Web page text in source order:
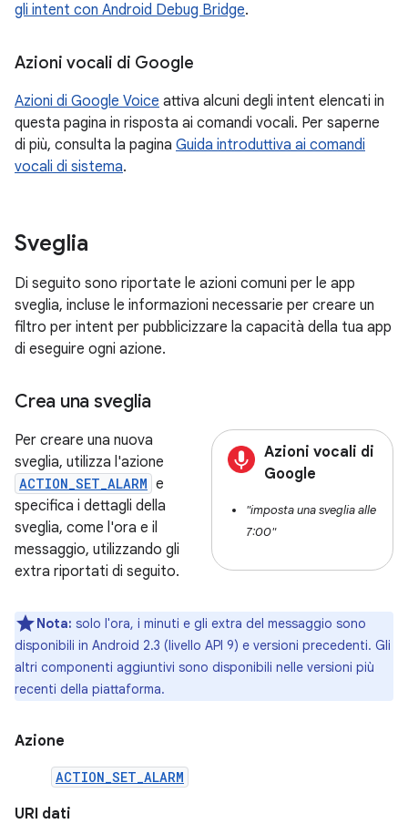
gli intent con Android Debug Bridge.
Azioni vocali di Google
Azioni di Google Voice attiva alcuni degli intent elencati in
questa pagina in risposta ai comandi vocali. Per saperne
di più, consulta la pagina Guida introduttiva ai comandi
vocali di sistema.
Sveglia
Di seguito sono riportate le azioni comuni per le app
sveglia, incluse le informazioni necessarie per creare un
filtro per intent per pubblicizzare la capacità della tua app
di eseguire ogni azione.
Crea una sveglia
Azioni vocali di
Google
"imposta una sveglia alle
7:00"
Per creare una nuova
sveglia, utilizza l'azione
ACTION_SET_ALARM e
specifica i dettagli della
sveglia, come l'ora e il
messaggio, utilizzando gli
extra riportati di seguito.
Nota: solo l'ora, i minuti e gli extra del messaggio sono
disponibili in Android 2.3 (livello API 9) e versioni precedenti. Gli
altri componenti aggiuntivi sono disponibili nelle versioni più
recenti della piattaforma.
Azione
ACTION_SET_ALARM
URI dati